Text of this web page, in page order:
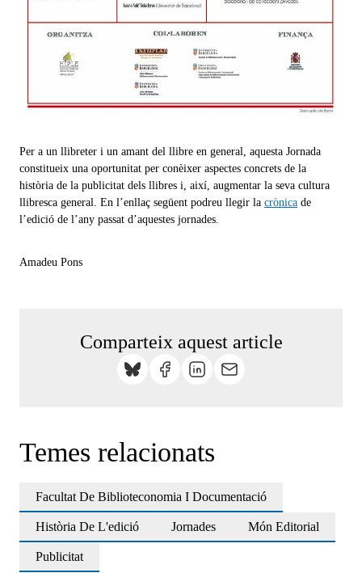
Per a un llibreter i un amant del llibre en general, aquesta Jornada
constitueix una oportunitat per conèixer aspectes concrets de la
història de la publicitat dels llibres i, així, augmentar la seva cultura
llibresca general. En l’enllaç següent podreu llegir la crònica de
l’edició de l’any passat d’aquestes jornades.
Amadeu Pons
Comparteix aquest article
Temes relacionats
Facultat De Biblioteconomia I Documentació
Història De L'edició Jornades Món Editorial
Publicitat